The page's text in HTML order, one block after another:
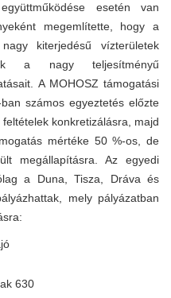
esetén van
megemlítette, hogy a
kiterjedésű vízterületek
a nagy teljesítményű
A MOHOSZ támogatási
számos egyeztetés előzte
konkretizálásra, majd
mértéke 50 %-os, de
megállapításra. Az egyedi
a Duna, Tisza, Dráva és
mely pályázatban
630